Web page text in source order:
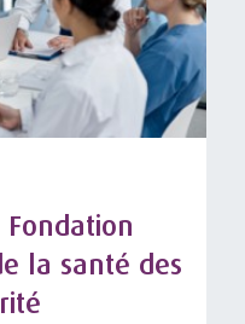
la santé des